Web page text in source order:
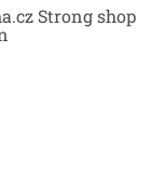
Strong shop